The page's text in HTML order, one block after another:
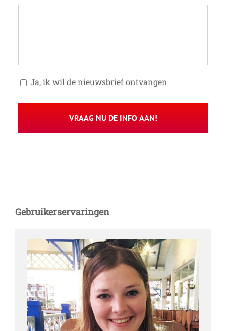
Toestemming
Ja, ik wil de nieuwsbrief ontvangen
Gebruikerservaringen